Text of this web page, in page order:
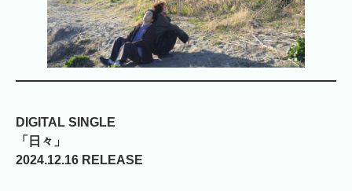
DIGITAL SINGLE
「日々」
2024.12.16 RELEASE